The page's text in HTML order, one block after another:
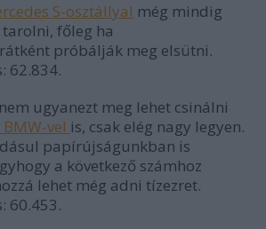
S-osztállyal még mindig
főleg ha
próbálják meg elsütni.
62.834.
ugyanezt meg lehet csinálni
vel is, csak elég nagy legyen.
papírújságunkban is
a következő számhoz
lehet még adni tízezret.
60.453.